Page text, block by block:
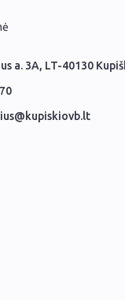
a. 3A, LT-40130